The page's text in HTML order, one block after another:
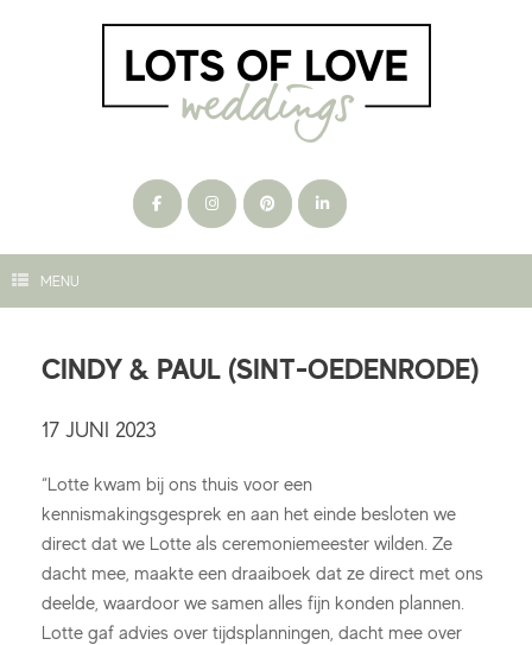
MENU
CINDY & PAUL (SINT-OEDENRODE)
17 JUNI 2023
“Lotte kwam bij ons thuis voor een
kennismakingsgesprek en aan het einde besloten we
direct dat we Lotte als ceremoniemeester wilden. Ze
dacht mee, maakte een draaiboek dat ze direct met ons
deelde, waardoor we samen alles fijn konden plannen.
Lotte gaf advies over tijdsplanningen, dacht mee over